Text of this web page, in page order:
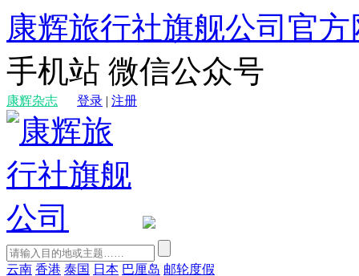
康辉旅行社旗舰公司官方
手机站 微信公众号
康辉杂志 登录 | 注册
云南 香港 泰国 日本 巴厘岛 邮轮度假